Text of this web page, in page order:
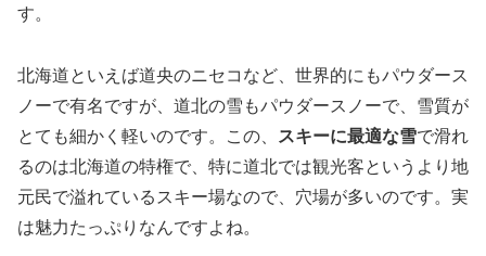
す。
北海道といえば道央のニセコなど、世界的にもパウダース
ノーで有名ですが、道北の雪もパウダースノーで、雪質が
とても細かく軽いのです。この、
スキーに最適な雪で滑れ
るのは北海道の特権で、特に道北では観光客というより地
元民で溢れているスキー場なので、穴場が多いのです。実
は魅力たっぷりなんですよね。